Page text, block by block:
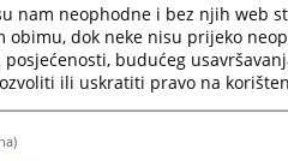
nam neophodne i bez njih web
obimu, dok neke nisu prijeko
budućeg
ili uskratiti pravo na